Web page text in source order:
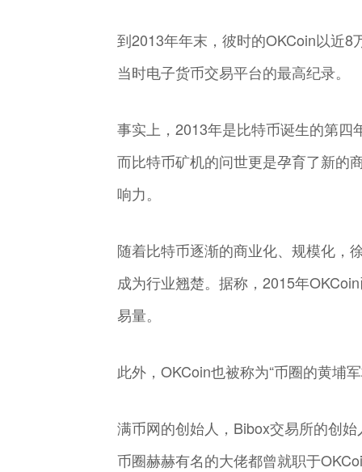
到2013年年末，彼时的OKCoin以近
当时电子货币交易平台的最高纪录。
事实上，2013年是比特币诞生的第
而比特币矿机的问世更是孕育了新的
响力。
随着比特币逐渐的商业化、规模化，
成为行业翘楚。据称，2015年
易量。
此外，OKCoin也被称为“币圈的黄埔
满币网的创始人，Bibox交易所的创
币圈赫赫有名的大佬都曾就职于